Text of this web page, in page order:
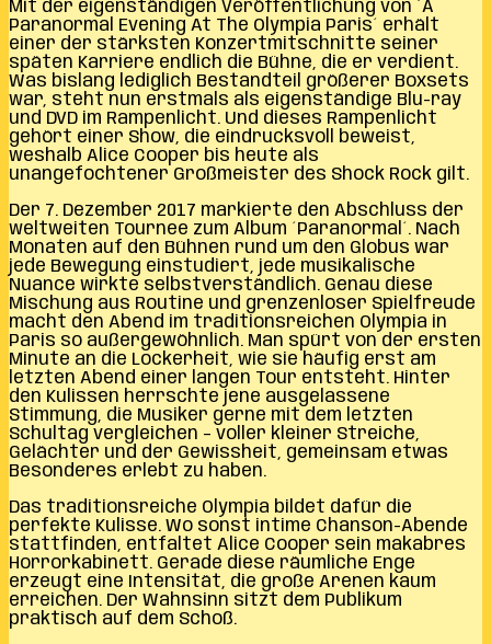
Mit der eigenständigen Veröffentlichung von ´A
Paranormal Evening At The Olympia Paris´ erhält
einer der stärksten Konzertmitschnitte seiner
späten Karriere endlich die Bühne, die er verdient.
Was bislang lediglich Bestandteil größerer Boxsets
war, steht nun erstmals als eigenständige Blu-ray
und DVD im Rampenlicht. Und dieses Rampenlicht
gehört einer Show, die eindrucksvoll beweist,
weshalb Alice Cooper bis heute als
unangefochtener Großmeister des Shock Rock gilt.
Der 7. Dezember 2017 markierte den Abschluss der
weltweiten Tournee zum Album ´Paranormal´. Nach
Monaten auf den Bühnen rund um den Globus war
jede Bewegung einstudiert, jede musikalische
Nuance wirkte selbstverständlich. Genau diese
Mischung aus Routine und grenzenloser Spielfreude
macht den Abend im traditionsreichen Olympia in
Paris so außergewöhnlich. Man spürt von der ersten
Minute an die Lockerheit, wie sie häufig erst am
letzten Abend einer langen Tour entsteht. Hinter
den Kulissen herrschte jene ausgelassene
Stimmung, die Musiker gerne mit dem letzten
Schultag vergleichen – voller kleiner Streiche,
Gelächter und der Gewissheit, gemeinsam etwas
Besonderes erlebt zu haben.
Das traditionsreiche Olympia bildet dafür die
perfekte Kulisse. Wo sonst intime Chanson-Abende
stattfinden, entfaltet Alice Cooper sein makabres
Horrorkabinett. Gerade diese räumliche Enge
erzeugt eine Intensität, die große Arenen kaum
erreichen. Der Wahnsinn sitzt dem Publikum
praktisch auf dem Schoß.